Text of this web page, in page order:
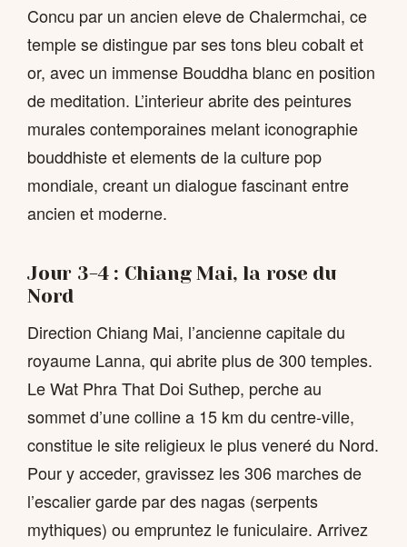
Concu par un ancien eleve de Chalermchai, ce
temple se distingue par ses tons bleu cobalt et
or, avec un immense Bouddha blanc en position
de meditation. L’interieur abrite des peintures
murales contemporaines melant iconographie
bouddhiste et elements de la culture pop
mondiale, creant un dialogue fascinant entre
ancien et moderne.
Jour 3-4 : Chiang Mai, la rose du
Nord
Direction Chiang Mai, l’ancienne capitale du
royaume Lanna, qui abrite plus de 300 temples.
Le Wat Phra That Doi Suthep, perche au
sommet d’une colline a 15 km du centre-ville,
constitue le site religieux le plus veneré du Nord.
Pour y acceder, gravissez les 306 marches de
l’escalier garde par des nagas (serpents
mythiques) ou empruntez le funiculaire. Arrivez